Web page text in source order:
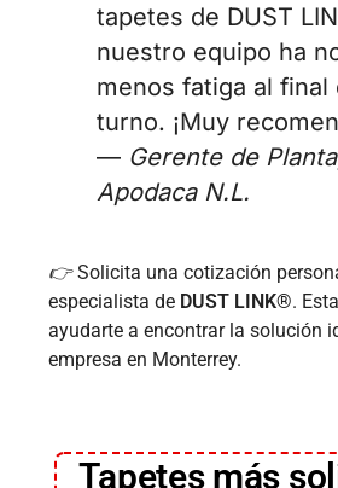
tapetes de DUST
nuestro equipo ha
menos fatiga al final
turno. ¡Muy
— Gerente de
Apodaca N.L.
👉Solicita una cotización
especialista de DUST LINK®.
ayudarte a encontrar la solución
empresa en Monterrey.
Tapetes más